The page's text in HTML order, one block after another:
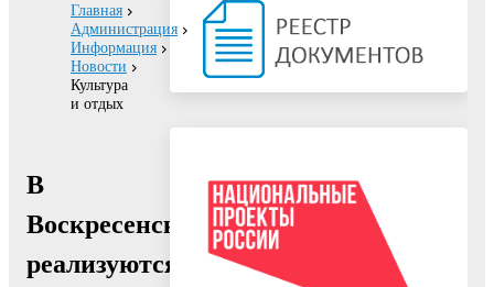
Главная
Администрация
Информация
Новости
Культура
и отдых
В
Воскресенске
реализуются